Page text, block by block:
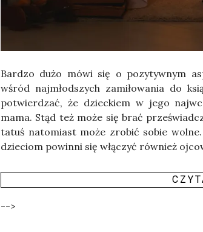
Bar­dzo dużo mówi się o pozy­tyw­nym
wśród naj­młod­szych zami­ło­wa­nia do
potwier­dzać, że dziec­kiem w jego
mama. Stąd też może się brać
tatuś nato­miast może zro­bić sobie
dzie­ciom powin­ni się włą­czyć rów­nież
-->